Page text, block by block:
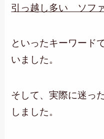
引っ越し多い ソフ
といったキーワード
いました。
そして、実際に迷っ
しました。